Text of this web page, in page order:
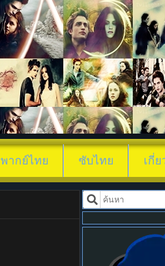
ดูซีรี่ย์ Coroner’s-
พากย์ไทย ซับไทย เกี่ย